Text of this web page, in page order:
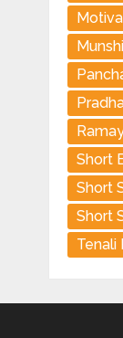
Short
Short
Short
Tenali